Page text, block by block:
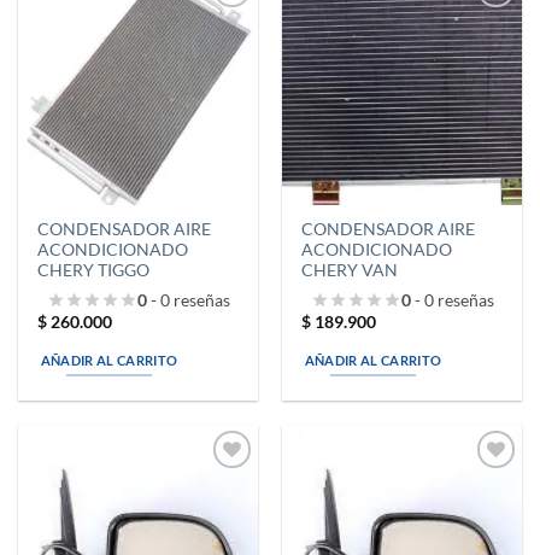
Añadir
a la
lista de
deseos
CONDENSADOR AIRE
ACONDICIONADO
CHERY TIGGO
0- 0 reseñas
$260.000
AÑADIR AL CARRITO
Añadir
a la
lista de
deseos
CONDENSADOR AIRE
ACONDICIONADO
CHERY VAN
0- 0 reseñas
$ 189.900
AÑADIR AL CARRITO
lista de
deseos
lista de
deseos